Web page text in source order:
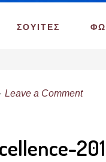
ΣΟΥΙΤΕΣ
Leave a Comment